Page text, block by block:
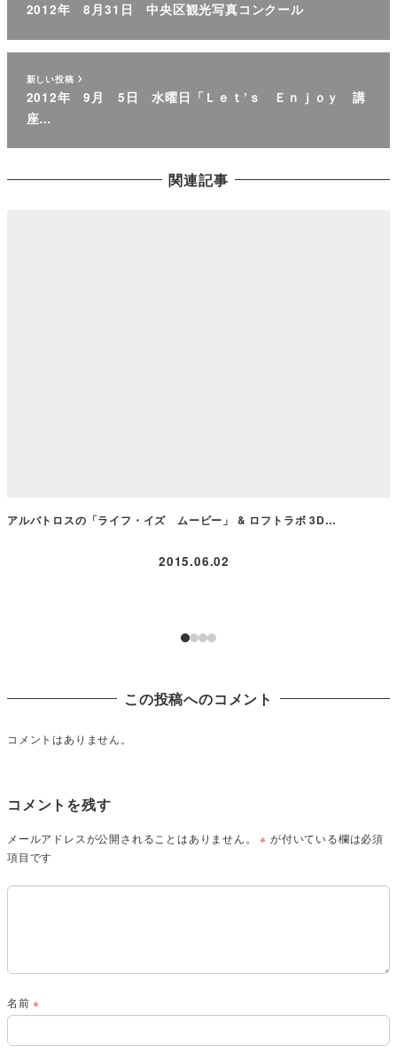
2012年 8月31日 中央区観光写真コンクール
新しい投稿
2012年 9月 5日 水曜日「Ｌｅｔ’ｓ Ｅｎｊｏｙ 講
座…
関連記事
アルバトロスの「ライフ・イズ ムービー」 & ロフトラボ 3D…
2015.06.02
この投稿へのコメント
コメントはありません。
コメントを残す
メールアドレスが公開されることはありません。 ※ が付いている欄は必須
項目です
名前※